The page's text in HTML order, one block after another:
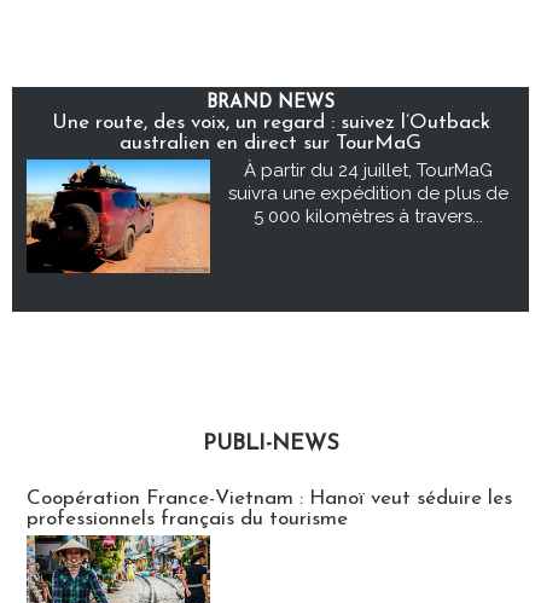
BRAND NEWS
Une route, des voix, un regard : suivez l’Outback
australien en direct sur TourMaG
À partir du 24 juillet, TourMaG
suivra une expédition de plus de
5 000 kilomètres à travers...
PUBLI-NEWS
Coopération France-Vietnam : Hanoï veut séduire les
professionnels français du tourisme